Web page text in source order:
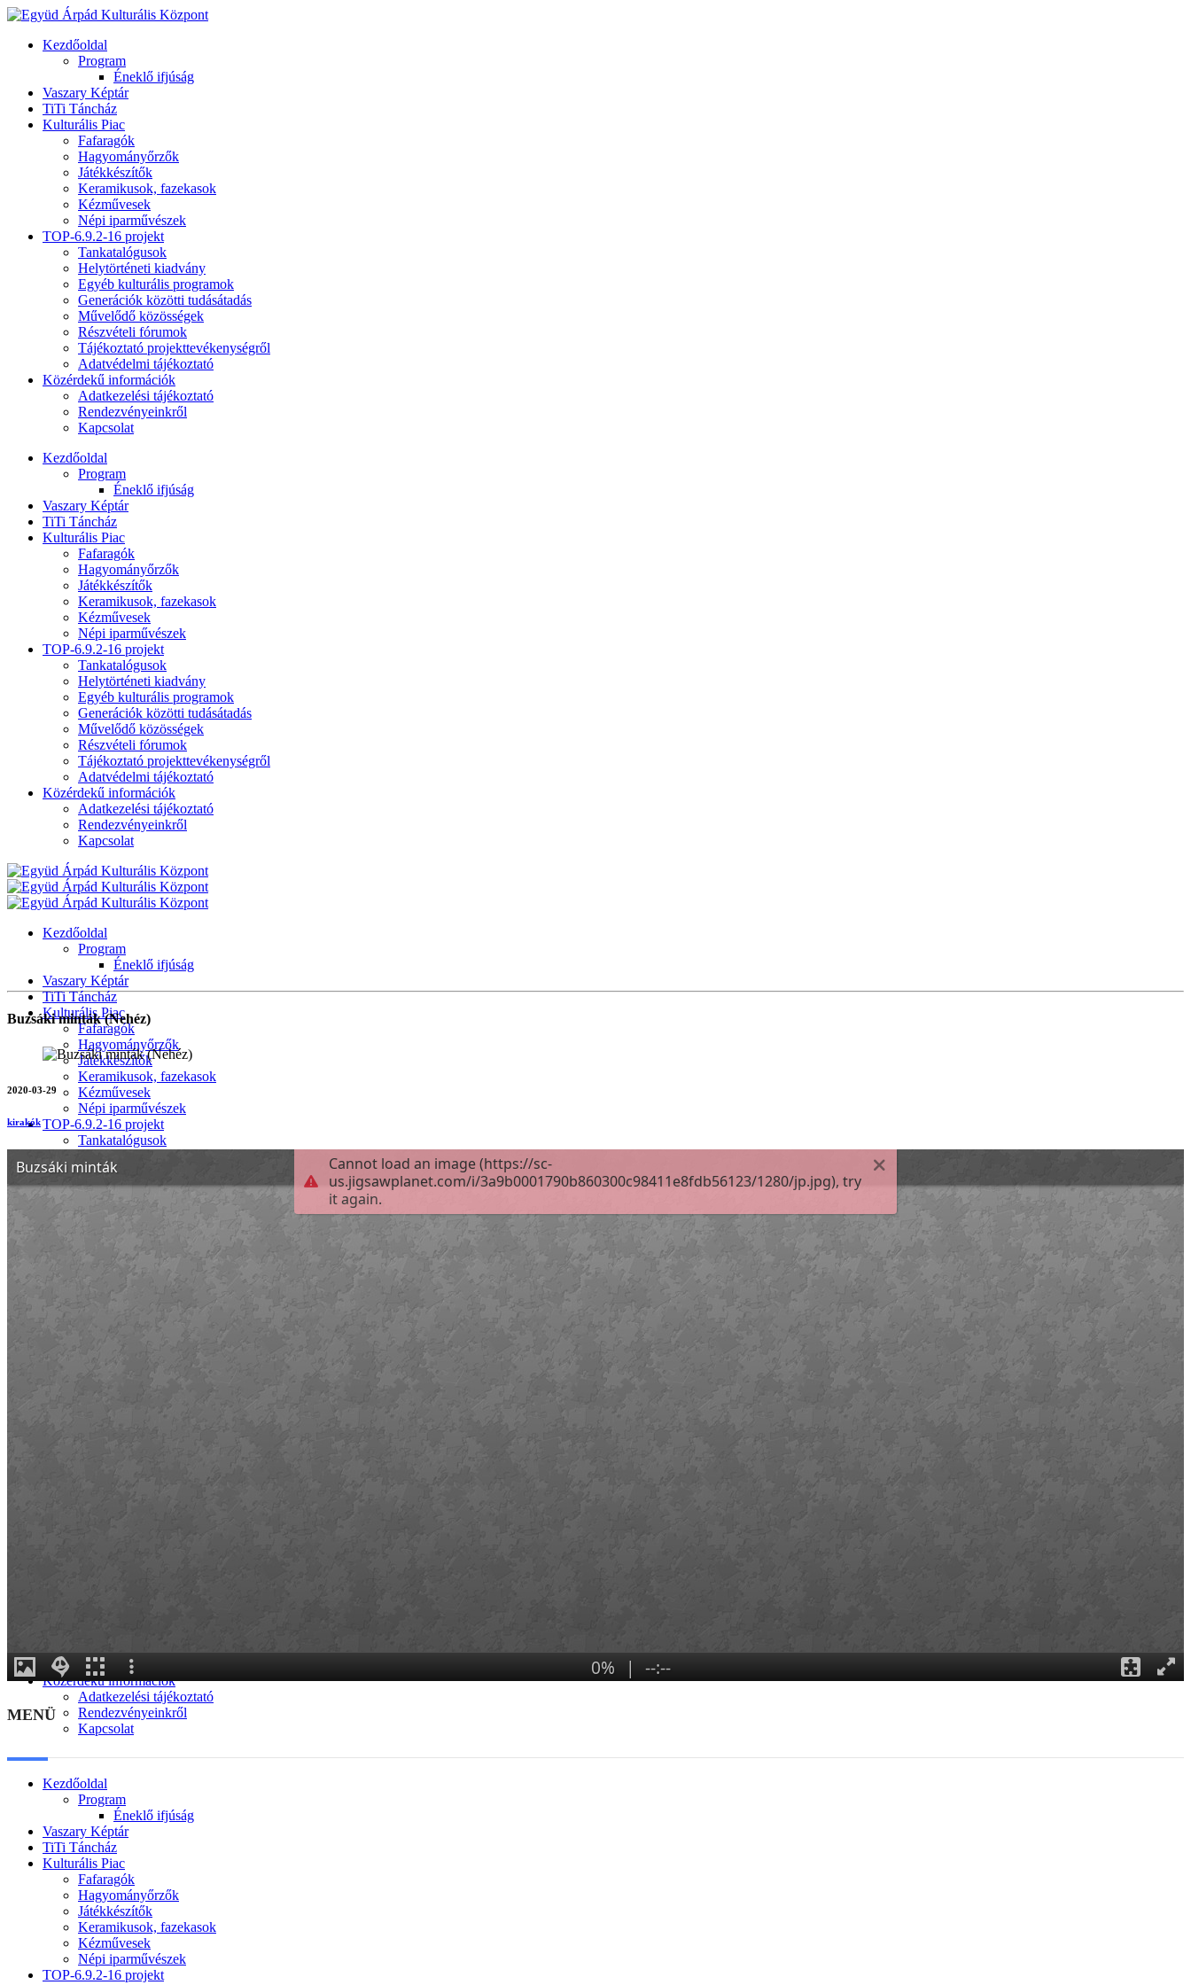
Kezdőoldal
Program
Éneklő ifjúság
Vaszary Képtár
TiTi Táncház
Kulturális Piac
Fafaragók
Hagyományőrzők
Játékkészítők
Keramikusok, fazekasok
Kézművesek
Népi iparművészek
TOP-6.9.2-16 projekt
Tankatalógusok
Helytörténeti kiadvány
Egyéb kulturális programok
Generációk közötti tudásátadás
Művelődő közösségek
Részvételi fórumok
Tájékoztató projekttevékenységről
Adatvédelmi tájékoztató
Közérdekű információk
Adatkezelési tájékoztató
Rendezvényeinkről
Kapcsolat
Kezdőoldal
Program
Éneklő ifjúság
Vaszary Képtár
TiTi Táncház
Kulturális Piac
Fafaragók
Hagyományőrzők
Játékkészítők
Keramikusok, fazekasok
Kézművesek
Népi iparművészek
TOP-6.9.2-16 projekt
Tankatalógusok
Helytörténeti kiadvány
Egyéb kulturális programok
Generációk közötti tudásátadás
Művelődő közösségek
Részvételi fórumok
Tájékoztató projekttevékenységről
Adatvédelmi tájékoztató
Közérdekű információk
Adatkezelési tájékoztató
Rendezvényeinkről
Kapcsolat
Kezdőoldal
Program
Éneklő ifjúság
Vaszary Képtár
TiTi Táncház
Kulturális Piac
Fafaragók
Hagyományőrzők
Játékkészítők
Keramikusok, fazekasok
Kézművesek
Népi iparművészek
TOP-6.9.2-16 projekt
Tankatalógusok
Egyéb kulturális programok
Generációk közötti tudásátadás
Művelődő közösségek
Részvételi fórumok
Tájékoztató projekttevékenységről
Adatvédelmi tájékoztató
Közérdekű információk
Adatkezelési tájékoztató
Rendezvényeinkről
Kezdőoldal
Program
Éneklő ifjúság
Vaszary Képtár
TiTi Táncház
Keramikusok, fazekasok
Tankatalógusok
Adatvédelmi tájékoztató
Közérdekű információk
Adatkezelési tájékoztató
Rendezvényeinkről
Kapcsolat
Buzsáki minták (Nehéz)
2020-03-29
kirakók
MENÜ
Kezdőoldal
Program
Éneklő ifjúság
Vaszary Képtár
TiTi Táncház
Kulturális Piac
Fafaragók
Hagyományőrzők
Játékkészítők
Keramikusok, fazekasok
Kézművesek
Népi iparművészek
TOP-6.9.2-16 projekt